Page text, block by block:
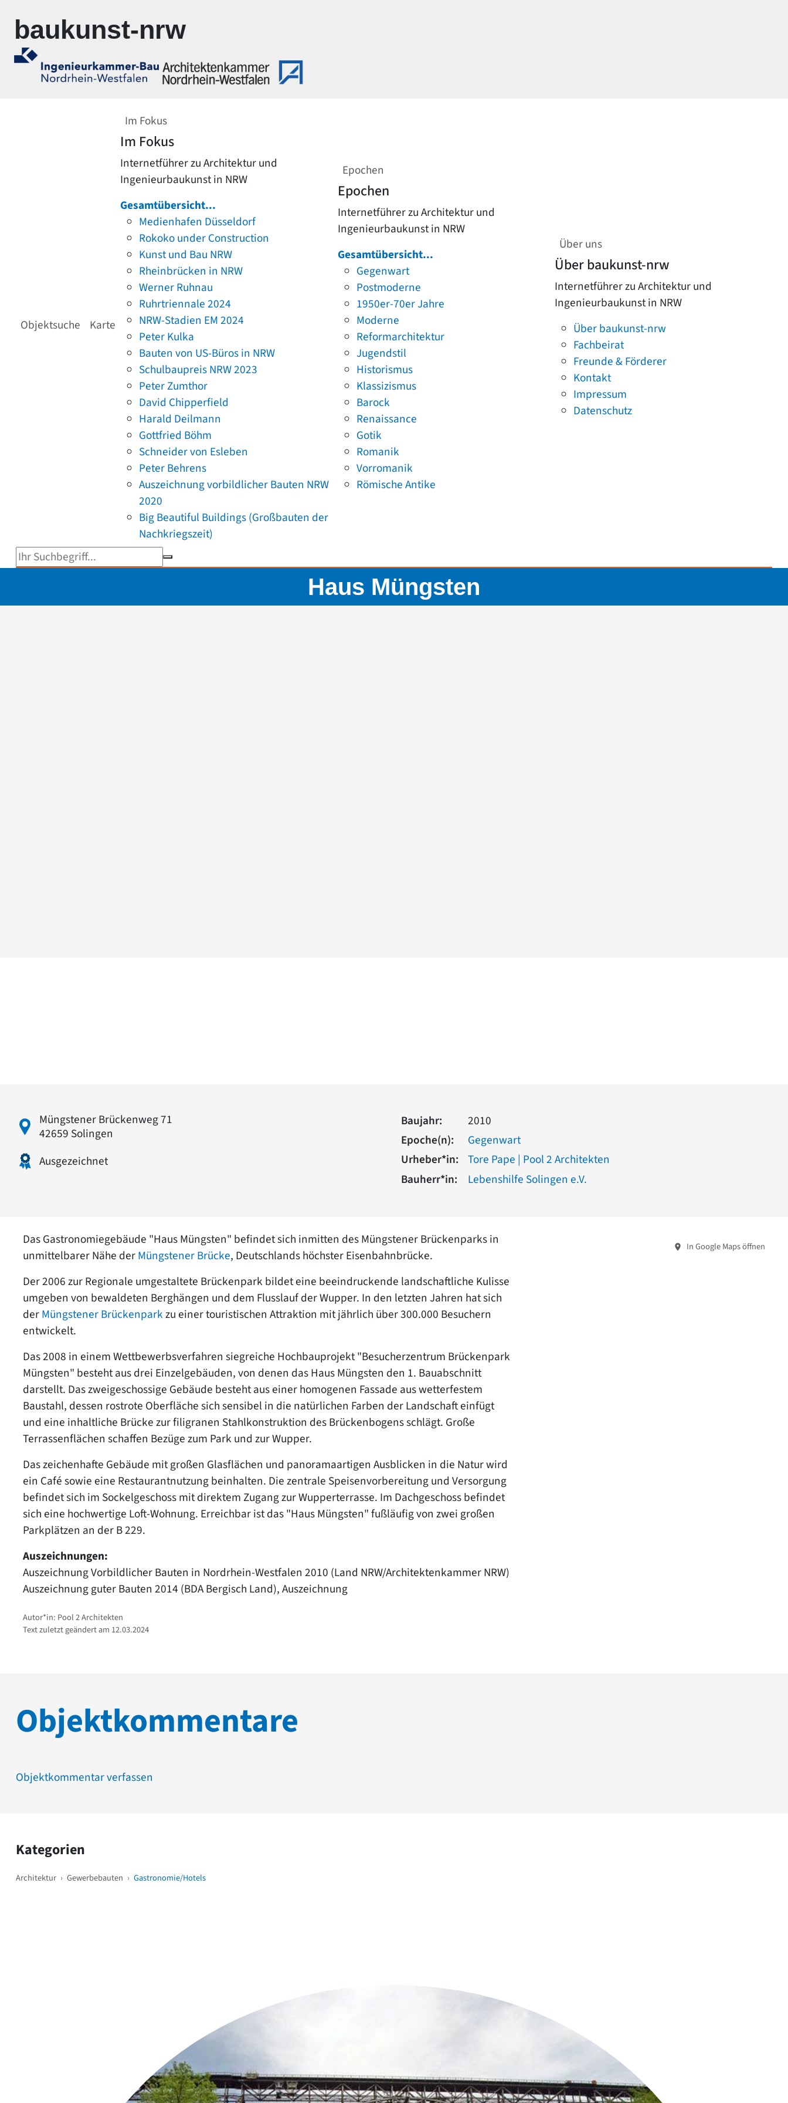
baukunst-nrw
Objektsuche Karte
Im Fokus
Im Fokus
Internetführer zu Architektur und
Ingenieurbaukunst in NRW
Gesamtübersicht...
Medienhafen Düsseldorf
Rokoko under Construction
Kunst und Bau NRW
Rheinbrücken in NRW
Werner Ruhnau
Ruhrtriennale 2024
NRW-Stadien EM 2024
Peter Kulka
Bauten von US-Büros in NRW
Schulbaupreis NRW 2023
Peter Zumthor
David Chipperfield
Harald Deilmann
Gottfried Böhm
Schneider von Esleben
Peter Behrens
Auszeichnung vorbildlicher Bauten NRW
2020
Big Beautiful Buildings (Großbauten der
Nachkriegszeit)
Epochen
Epochen
Internetführer zu Architektur und
Ingenieurbaukunst in NRW
Gesamtübersicht...
Gegenwart
Postmoderne
1950er-70er Jahre
Moderne
Reformarchitektur
Jugendstil
Historismus
Klassizismus
Barock
Renaissance
Gotik
Romanik
Vorromanik
Römische Antike
Über uns
Über baukunst-nrw
Internetführer zu Architektur und
Ingenieurbaukunst in NRW
Über baukunst-nrw
Fachbeirat
Freunde & Förderer
Kontakt
Impressum
Datenschutz
Suchbegriff eingeben
Haus Müngsten
Müngstener Brückenweg 71
42659 Solingen
Ausgezeichnet
Baujahr:
2010
Epoche(n):
Gegenwart
Urheber*in:
Tore Pape | Pool 2 Architekten
Bauherr*in:
Lebenshilfe Solingen e.V.
Das Gastronomiegebäude "Haus Müngsten" befindet sich inmitten des Müngstener Brückenparks in
unmittelbarer Nähe derMüngstener Brücke, Deutschlands höchster Eisenbahnbrücke.
Der 2006 zur Regionale umgestaltete Brückenpark bildet eine beeindruckende landschaftliche Kulisse
umgeben von bewaldeten Berghängen und dem Flusslauf der Wupper. In den letzten Jahren hat sich
derMüngstener Brückenparkzu einer touristischen Attraktion mit jährlich über 300.000 Besuchern
entwickelt.
Das 2008 in einem Wettbewerbsverfahren siegreiche Hochbauprojekt "Besucherzentrum Brückenpark
Müngsten" besteht aus drei Einzelgebäuden, von denen das Haus Müngsten den 1. Bauabschnitt
darstellt. Das zweigeschossige Gebäude besteht aus einer homogenen Fassade aus wetterfestem
Baustahl, dessen rostrote Oberfläche sich sensibel in die natürlichen Farben der Landschaft einfügt
und eine inhaltliche Brücke zur filigranen Stahlkonstruktion des Brückenbogens schlägt. Große
Terrassenflächen schaffen Bezüge zum Park und zur Wupper.
Das zeichenhafte Gebäude mit großen Glasflächen und panoramaartigen Ausblicken in die Natur wird
ein Café sowie eine Restaurantnutzung beinhalten. Die zentrale Speisenvorbereitung und Versorgung
befindet sich im Sockelgeschoss mit direktem Zugang zur Wupperterrasse. Im Dachgeschoss befindet
sich eine hochwertige Loft-Wohnung. Erreichbar ist das "Haus Müngsten" fußläufig von zwei großen
Parkplätzen an der B 229.
Auszeichnungen:
Auszeichnung Vorbildlicher Bauten in Nordrhein-Westfalen 2010 (Land NRW/Architektenkammer NRW)
Auszeichnung guter Bauten 2014 (BDA Bergisch Land), Auszeichnung
Autor*in: Pool 2 Architekten
Text zuletzt geändert am 12.03.2024
In Google Maps öffnen
Objektkommentare
Objektkommentar verfassen
Kategorien
Architektur › Gewerbebauten › Gastronomie/Hotels